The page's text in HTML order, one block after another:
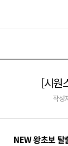
[시원
작성
NEW 왕초보 탈